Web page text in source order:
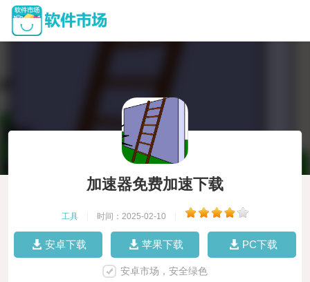
加速器免费加速下载
工具 时间：2025-02-10
安卓下载 苹果下载 PC下载
安卓市场，安全绿色